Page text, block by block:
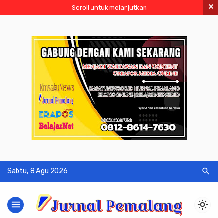
Scroll untuk melanjutkan ×
Sabtu, 8 Agu 2026 search
menu light_mode